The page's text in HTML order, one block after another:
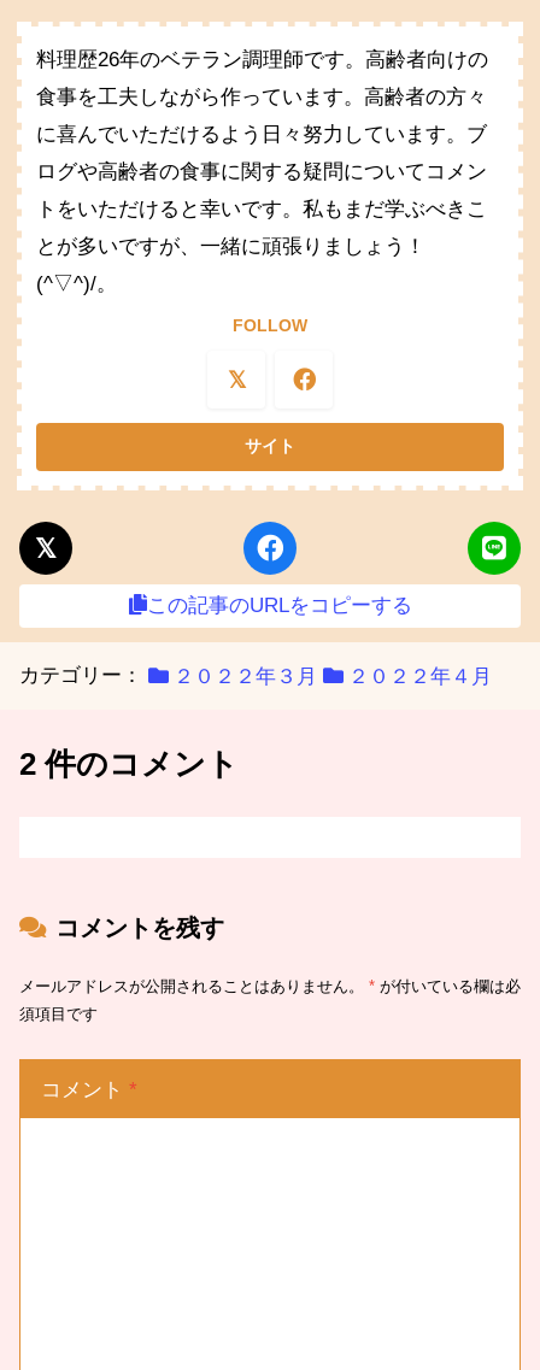
料理歴26年のベテラン調理師です。高齢者向けの
食事を工夫しながら作っています。高齢者の方々
に喜んでいただけるよう日々努力しています。ブ
ログや高齢者の食事に関する疑問についてコメン
トをいただけると幸いです。私もまだ学ぶべきこ
とが多いですが、一緒に頑張りましょう！
(^▽^)/。
FOLLOW
この記事のURLをコピーする
カテゴリー： ２０２２年３月 ２０２２年４月
2 件のコメント
コメントを残す
メールアドレスが公開されることはありません。 * が付いている欄は必
須項目です
コメント *